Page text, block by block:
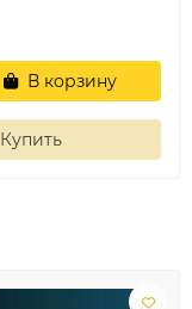
В корзину
Купить